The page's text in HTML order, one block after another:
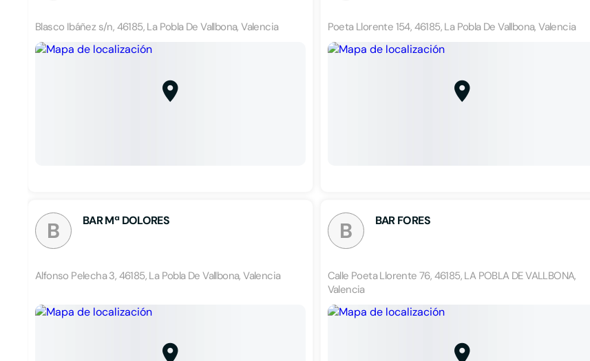
Blasco Ibáñez s/n, 46185, La Pobla De Vallbona, Valencia Poeta Llorente 154, 46185, La Pobla De Vallbona, Valencia
B BAR Mª DOLORES
Alfonso Pelecha 3, 46185, La Pobla De Vallbona, Valencia
B BAR FORES
Calle Poeta Llorente 76, 46185, LA POBLA DE VALLBONA,
Valencia